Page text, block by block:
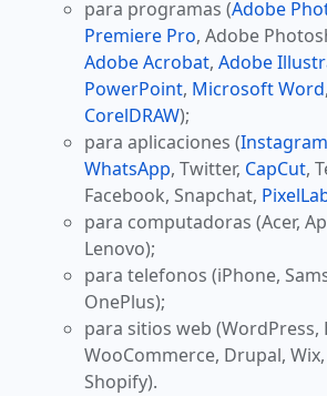
para programas (Adobe
Premiere Pro, Adobe
Adobe Acrobat, Adobe
PowerPoint, Microsoft Word,
CorelDRAW);
para aplicaciones (Instagram
WhatsApp, Twitter, CapCut,
Facebook, Snapchat,
para computadoras (Acer,
Lenovo);
para telefonos (iPhone,
OnePlus);
para sitios web (WordPress,
WooCommerce, Drupal,
Shopify).